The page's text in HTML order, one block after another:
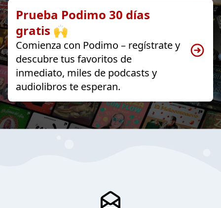
Prueba Podimo 30 días
gratis 🙌
Comienza con Podimo – regístrate y
descubre tus favoritos de
inmediato, miles de podcasts y
audiolibros te esperan.